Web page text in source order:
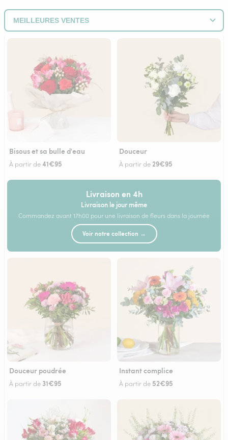
Bisous et sa bulle d'eau
À partir de41€95
Douceur
À partir de 29€95
Livraison en 4h
Livraison le jour même
Commandez avant 17h00 pour une livraison de fleurs dans la journée
Voir notre collection →
Douceur poudrée
À partir de 31€95
Instant complice
À partir de 52€95